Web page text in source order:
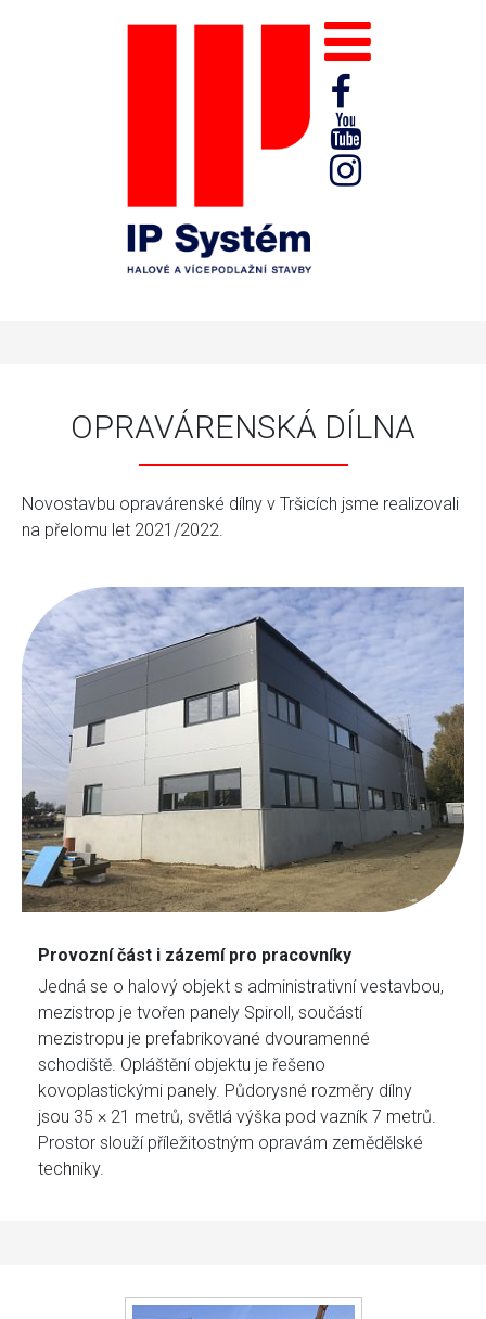
OPRAVÁRENSKÁ DÍLNA
Novostavbu opravárenské dílny v Tršicích jsme realizovali
na přelomu let 2021/2022.
Provozní část i zázemí pro pracovníky
Jedná se o halový objekt s administrativní vestavbou,
mezistrop je tvořen panely Spiroll, součástí
mezistropu je prefabrikované dvouramenné
schodiště. Opláštění objektu je řešeno
kovoplastickými panely. Půdorysné rozměry dílny
jsou 35 × 21 metrů, světlá výška pod vazník 7 metrů.
Prostor slouží příležitostným opravám zemědělské
techniky.